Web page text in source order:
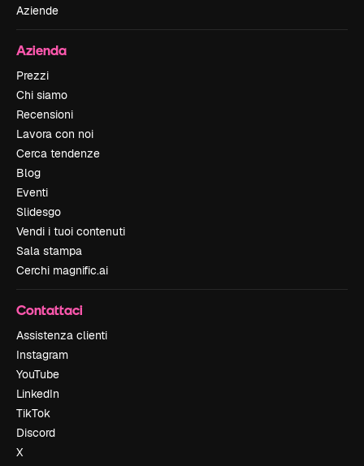
Aziende
Azienda
Prezzi
Chi siamo
Recensioni
Lavora con noi
Cerca tendenze
Blog
Eventi
Slidesgo
Vendi i tuoi contenuti
Sala stampa
Cerchi magnific.ai
Contattaci
Assistenza clienti
Instagram
YouTube
LinkedIn
TikTok
Discord
X